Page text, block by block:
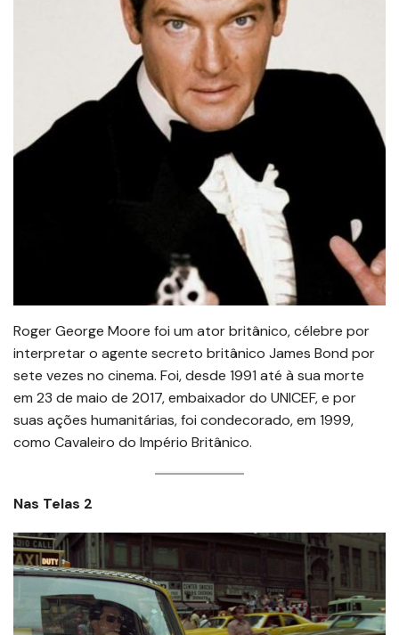
Roger George Moore foi um ator britânico, célebre por
interpretar o agente secreto britânico James Bond por
sete vezes no cinema. Foi, desde 1991 até à sua morte
em 23 de maio de 2017, embaixador do UNICEF, e por
suas ações humanitárias, foi condecorado, em 1999,
como Cavaleiro do Império Britânico.
Nas Telas 2